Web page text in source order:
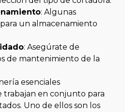
: Algunas
un almacenamiento
: Asegúrate de
de mantenimiento de la
esenciales
trabajan en conjunto para
Uno de ellos son los